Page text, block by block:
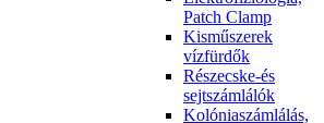
Patch Clamp
Kisműszerek
vízfürdők
Részecske-és
sejtszámlálók
Kolóniaszámlálás,